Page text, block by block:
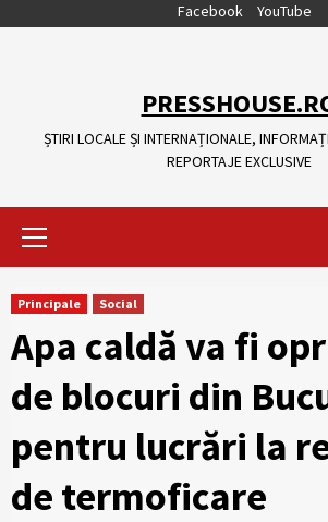
Facebook YouTube
ȘTIRI LOCALE ȘI INTERNAȚIONALE,
REPORTAJE EXCLUSIVE
Principale Social
Apa caldă va fi
de blocuri din
pentru lucrări la
de termoficare